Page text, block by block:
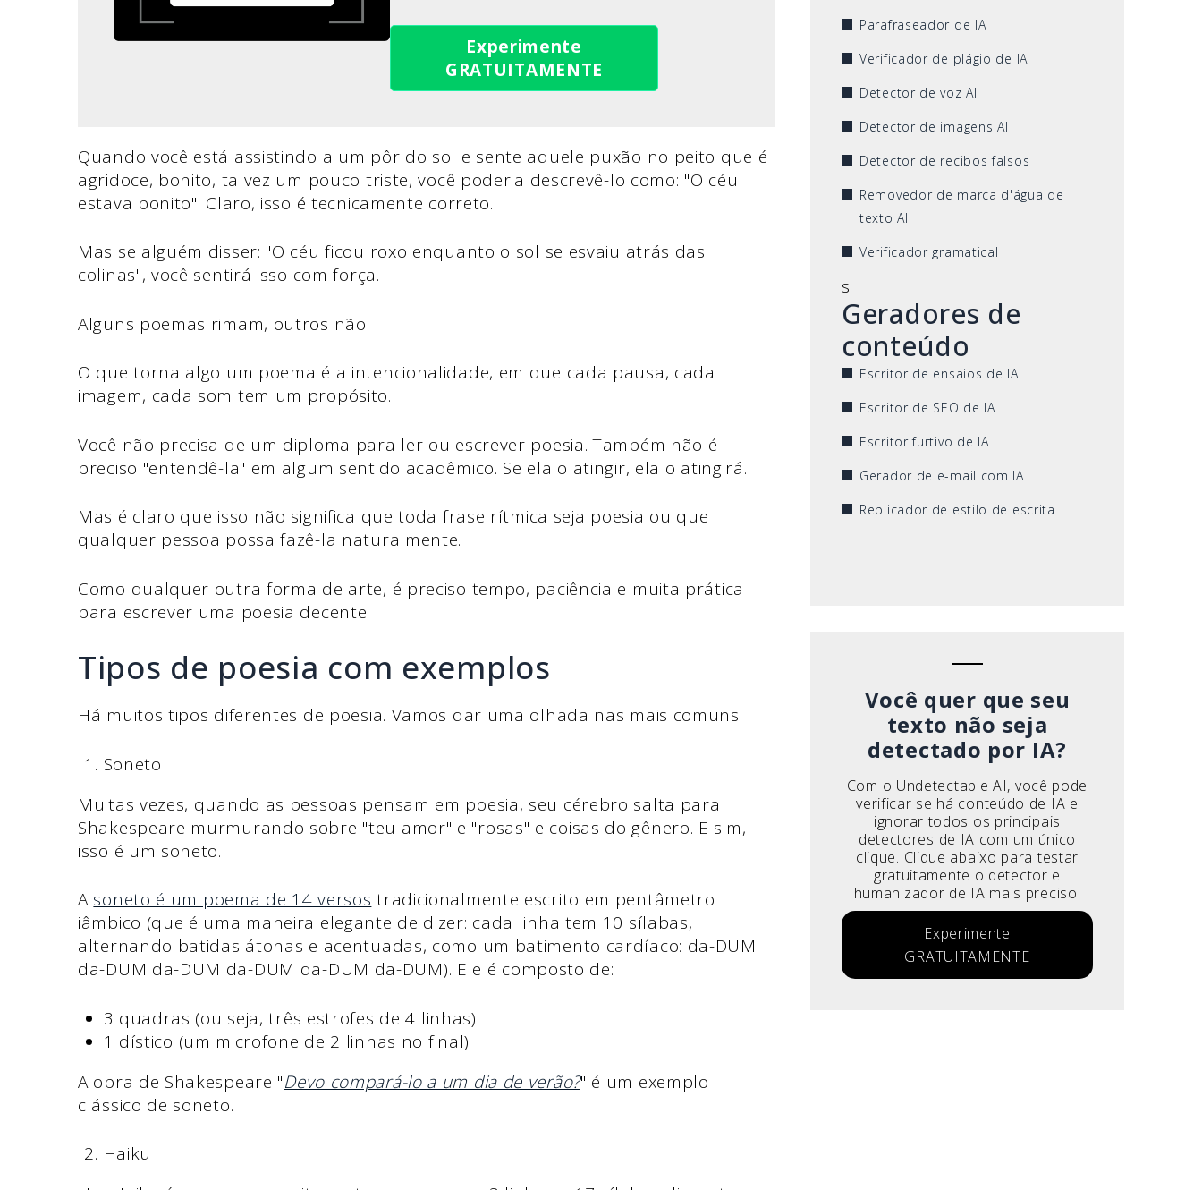
Experimente
GRATUITAMENTE
Quando você está assistindo a um pôr do sol e sente aquele puxão no peito que é
agridoce, bonito, talvez um pouco triste, você poderia descrevê-lo como: "O céu
estava bonito". Claro, isso é tecnicamente correto.
Mas se alguém disser: "O céu ficou roxo enquanto o sol se esvaiu atrás das
colinas", você sentirá isso com força.
Alguns poemas rimam, outros não.
O que torna algo um poema é a intencionalidade, em que cada pausa, cada
imagem, cada som tem um propósito.
Você não precisa de um diploma para ler ou escrever poesia. Também não é
preciso "entendê-la" em algum sentido acadêmico. Se ela o atingir, ela o atingirá.
Mas é claro que isso não significa que toda frase rítmica seja poesia ou que
qualquer pessoa possa fazê-la naturalmente.
Como qualquer outra forma de arte, é preciso tempo, paciência e muita prática
para escrever uma poesia decente.
Tipos de poesia com exemplos
Há muitos tipos diferentes de poesia. Vamos dar uma olhada nas mais comuns:
Soneto
Muitas vezes, quando as pessoas pensam em poesia, seu cérebro salta para
Shakespeare murmurando sobre "teu amor" e "rosas" e coisas do gênero. E sim,
isso é um soneto.
A soneto é um poema de 14 versos tradicionalmente escrito em pentâmetro
iâmbico (que é uma maneira elegante de dizer: cada linha tem 10 sílabas,
alternando batidas átonas e acentuadas, como um batimento cardíaco: da-DUM
da-DUM da-DUM da-DUM da-DUM da-DUM). Ele é composto de:
3 quadras (ou seja, três estrofes de 4 linhas)
1 dístico (um microfone de 2 linhas no final)
A obra de Shakespeare "Devo compará-lo a um dia de verão?" é um exemplo
clássico de soneto.
Haiku
Parafraseador de IA
Verificador de plágio de IA
Detector de voz AI
Detector de imagens AI
Detector de recibos falsos
Removedor de marca d'água de
texto AI
Verificador gramatical
s
Geradores de
conteúdo
Escritor de ensaios de IA
Escritor de SEO de IA
Escritor furtivo de IA
Gerador de e-mail com IA
Replicador de estilo de escrita
Você quer que seu
texto não seja
detectado por IA?
Com o Undetectable AI, você pode
verificar se há conteúdo de IA e
ignorar todos os principais
detectores de IA com um único
clique. Clique abaixo para testar
gratuitamente o detector e
humanizador de IA mais preciso.
Experimente
GRATUITAMENTE